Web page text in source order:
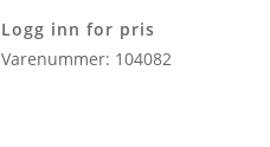
Logg inn for pris
Varenummer: 104082